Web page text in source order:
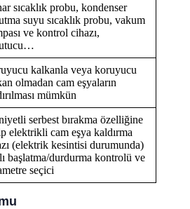
sıcaklık probu, kondenser
suyu sıcaklık probu, vakum
ve kontrol cihazı,
kalkanla veya koruyucu
olmadan cam eşyaların
mümkün
serbest bırakma özelliğine
elektrikli cam eşya kaldırma
(elektrik kesintisi durumunda)
başlatma/durdurma kontrolü ve
seçici